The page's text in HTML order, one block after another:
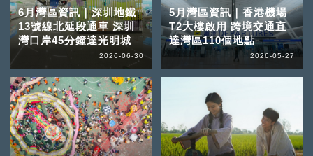
6月灣區資訊｜深圳地鐵
13號線北延段通車 深圳
灣口岸45分鐘達光明城
2026-06-30
5月灣區資訊｜香港機場
T2大樓啟用 跨境交通直
達灣區110個地點
2026-05-27